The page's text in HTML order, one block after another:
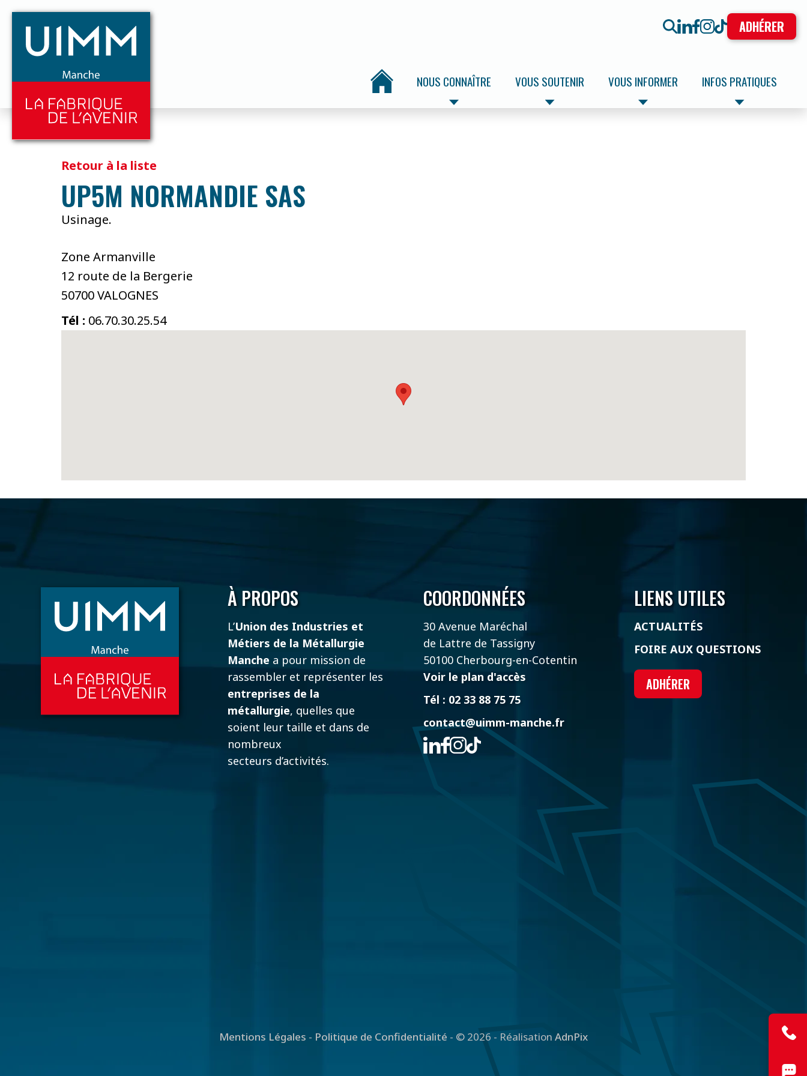
ADHÉRER
NOUS CONNAÎTRE VOUS SOUTENIR VOUS INFORMER INFOS PRATIQUES
Retour à la liste
UP5M NORMANDIE SAS
Usinage.
Zone Armanville
12 route de la Bergerie
50700 VALOGNES
Tél : 06.70.30.25.54
À PROPOS
L’Union des Industries et
Métiers de la Métallurgie
Manche a pour mission de
rassembler et représenter les
entreprises de la
métallurgie, quelles que
soient leur taille et dans de
nombreux
secteurs d’activités.
COORDONNÉES
30 Avenue Maréchal
de Lattre de Tassigny
50100 Cherbourg-en-Cotentin
Voir le plan d'accès
Tél : 02 33 88 75 75
contact@uimm-manche.fr
LIENS UTILES
ACTUALITÉS
FOIRE AUX QUESTIONS
ADHÉRER
Mentions Légales - Politique de Confidentialité - © 2026 - Réalisation AdnPix